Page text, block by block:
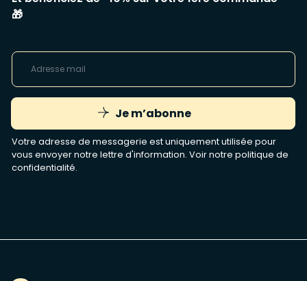
🎁
Je m’abonne
Votre adresse de messagerie est uniquement utilisée pour
vous envoyer notre lettre d'information. Voir notre politique de
confidentialité.